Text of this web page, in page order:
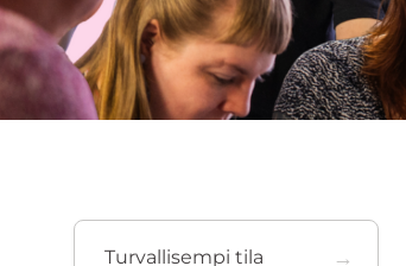
Turvallisempi tila